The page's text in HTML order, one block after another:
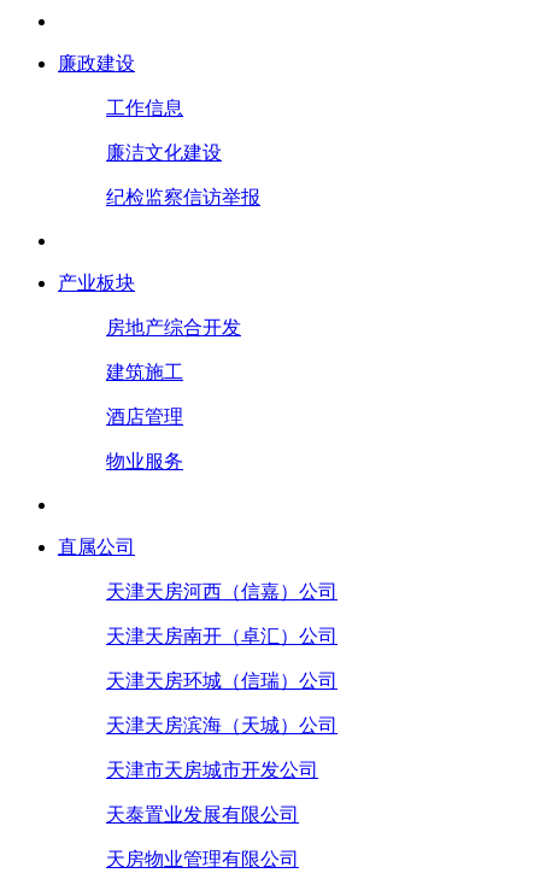
廉政建设
工作信息
廉洁文化建设
纪检监察信访举报
产业板块
房地产综合开发
建筑施工
酒店管理
物业服务
直属公司
天津天房河西（信嘉）公司
天津天房南开（卓汇）公司
天津天房环城（信瑞）公司
天津天房滨海（天城）公司
天津市天房城市开发公司
天泰置业发展有限公司
天房物业管理有限公司